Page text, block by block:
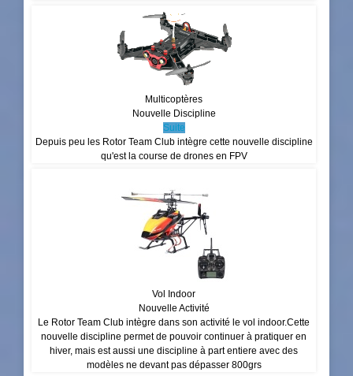
Multicoptères
Nouvelle Discipline
Suite
Depuis peu les Rotor Team Club intègre cette nouvelle discipline
qu'est la course de drones en FPV
Vol Indoor
Nouvelle Activité
Le Rotor Team Club intègre dans son activité le vol indoor.Cette
nouvelle discipline permet de pouvoir continuer à pratiquer en
hiver, mais est aussi une discipline à part entiere avec des
modèles ne devant pas dépasser 800grs